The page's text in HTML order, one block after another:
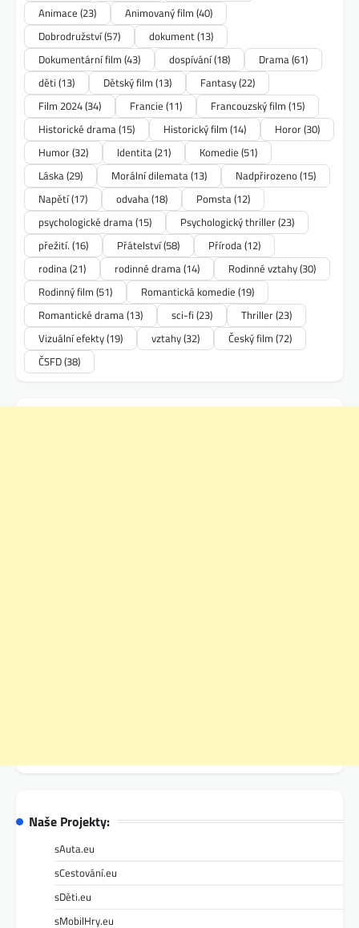
Animace (23) Animovaný film (40)
Dobrodružství(57) dokument(13)
Dokumentární film (43) dospívání(18) Drama(61)
děti (13) Dětský film (13) Fantasy(22)
Film 2024(34) Francie (11) Francouzský film (15)
Historické drama(15) Historický film (14) Horor(30)
Humor(32) Identita(21) Komedie (51)
Láska(29) Morální dilemata(13) Nadpřirozeno(15)
Napětí(17) odvaha(18) Pomsta(12)
psychologické drama(15) Psychologický thriller(23)
přežití. (16) Přátelství(58) Příroda(12)
rodina(21) rodinné drama(14) Rodinné vztahy(30)
Rodinný film (51) Romantická komedie (19)
Romantické drama(13) sci-fi (23) Thriller(23)
Vizuální efekty(19) vztahy(32) Český film (72)
ČSFD(38)
Naše Projekty:
sAuta.eu
sCestování.eu
sDěti.eu
sMobilHry.eu